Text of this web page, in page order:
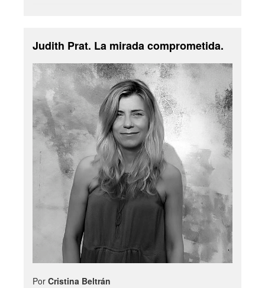
Judith Prat. La mirada comprometida.
Por Cristina Beltrán